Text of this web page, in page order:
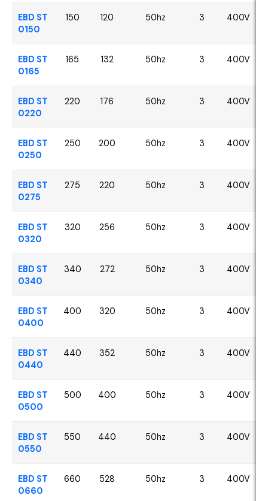
EBD ST
0150
150 120 50hz 3 400V
EBD ST
0165
165 132 50hz 3 400V
EBD ST
0220
220 176 50hz 3 400V
EBD ST
0250
250 200 50hz 3 400V
EBD ST
0275
275 220 50hz 3 400V
EBD ST
0320
320 256 50hz 3 400V
EBD ST
0340
340 272 50hz 3 400V
EBD ST
0400
400 320 50hz 3 400V
EBD ST
0440
440 352 50hz 3 400V
EBD ST
0500
500 400 50hz 3 400V
EBD ST
0550
550 440 50hz 3 400V
EBD ST
0660
660 528 50hz 3 400V